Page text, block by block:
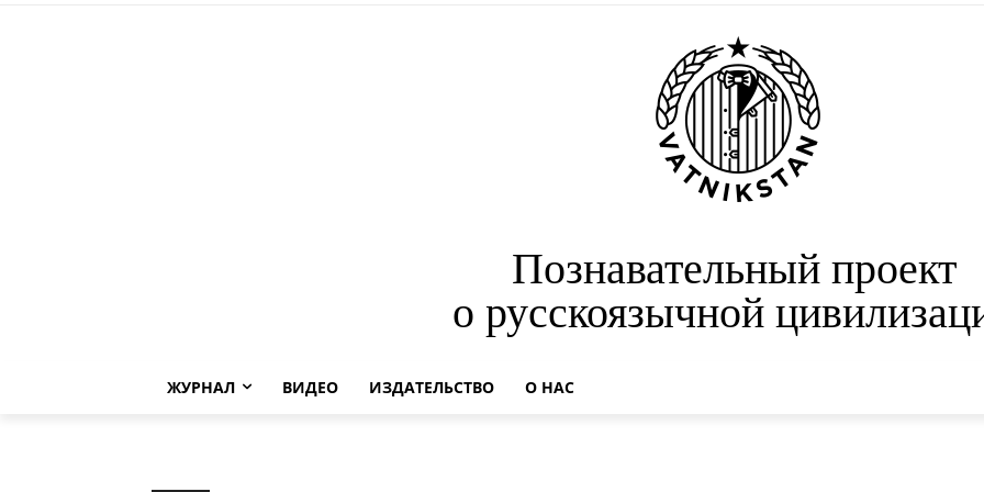
Познавательный проект
о русскоязычной
ЖУРНАЛ ВИДЕО ИЗДАТЕЛЬСТВО О НАС